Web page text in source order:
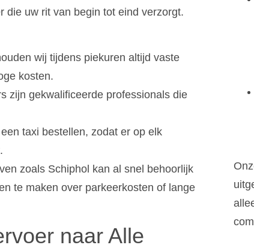
die uw rit van begin tot eind verzorgt.
wij tijdens piekuren altijd vaste
kosten.
zijn gekwalificeerde professionals die
taxi bestellen, zodat er op elk
zoals Schiphol kan al snel behoorlijk
te maken over parkeerkosten of lange
naar Alle